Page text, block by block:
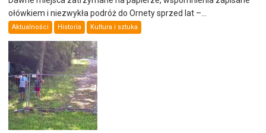
ołówkiem i niezwykła podróż do Ornety sprzed lat –...
Aktualności Historia Kultura i sztuka